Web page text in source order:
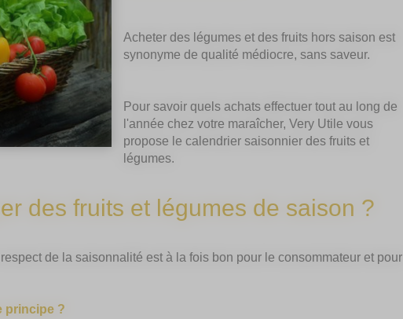
Acheter des légumes et des fruits hors saison est
synonyme de qualité médiocre, sans saveur.
Pour savoir quels achats effectuer tout au long de
l'année chez votre maraîcher, Very Utile vous
propose le calendrier saisonnier des fruits et
légumes.
des fruits et légumes de saison ?
de la saisonnalité est à la fois bon pour le consommateur et pour
principe ?